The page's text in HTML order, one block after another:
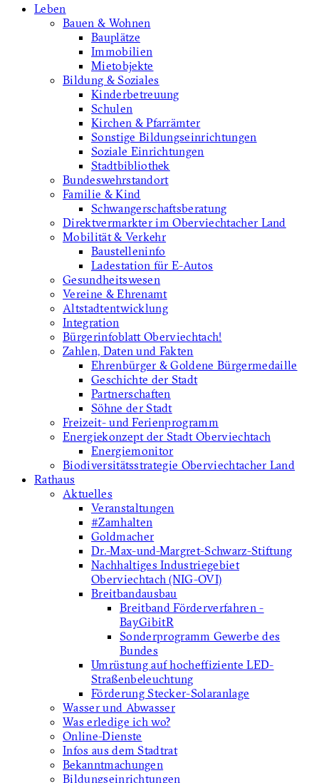
Leben
Bauen & Wohnen
Bauplätze
Immobilien
Mietobjekte
Bildung & Soziales
Kinderbetreuung
Schulen
Kirchen & Pfarrämter
Sonstige Bildungseinrichtungen
Soziale Einrichtungen
Stadtbibliothek
Bundeswehrstandort
Familie & Kind
Schwangerschaftsberatung
Direktvermarkter im Oberviechtacher Land
Mobilität & Verkehr
Baustelleninfo
Ladestation für E-Autos
Gesundheitswesen
Vereine & Ehrenamt
Altstadtentwicklung
Integration
Bürgerinfoblatt Oberviechtach!
Zahlen, Daten und Fakten
Ehrenbürger & Goldene Bürgermedaille
Geschichte der Stadt
Partnerschaften
Söhne der Stadt
Freizeit- und Ferienprogramm
Energiekonzept der Stadt Oberviechtach
Energiemonitor
Biodiversitätsstrategie Oberviechtacher Land
Rathaus
Aktuelles
Veranstaltungen
#Zamhalten
Goldmacher
Dr.-Max-und-Margret-Schwarz-Stiftung
Nachhaltiges Industriegebiet
Oberviechtach (NIG-OVI)
Breitbandausbau
Breitband Förderverfahren -
BayGibitR
Sonderprogramm Gewerbe des
Bundes
Umrüstung auf hocheffiziente LED-
Straßenbeleuchtung
Förderung Stecker-Solaranlage
Wasser und Abwasser
Was erledige ich wo?
Online-Dienste
Infos aus dem Stadtrat
Bekanntmachungen
Bildungseinrichtungen